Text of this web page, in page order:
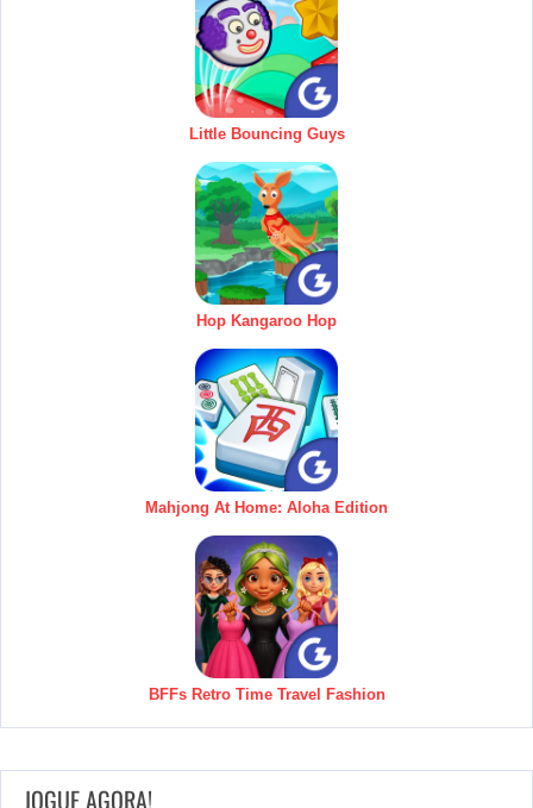
Little Bouncing Guys
Hop Kangaroo Hop
Mahjong At Home: Aloha Edition
BFFs Retro Time Travel Fashion
JOGUE AGORA!